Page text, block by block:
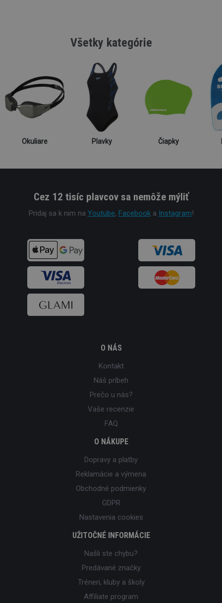
Všetky kategórie
Okuliare Plavky Čiapky
Cez 12 tisíc plavcov sa nemôže mýliť
Pridaj sa k nim na Youtube, Facebooka Instagram!
O NÁS
Kontakt
Náš príbeh
Prečo u nás?
Vaše recenzie
FAQ
O NÁKUPE
Dopravy a platby
Reklamácie a výmena
Obchodné podmienky
GDPR
Nastavenia cookies
UŽITOČNÉ INFORMÁCIE
Našli ste chybu?
Predávané značky
Tréneri, kluby a školy
Affiliate program